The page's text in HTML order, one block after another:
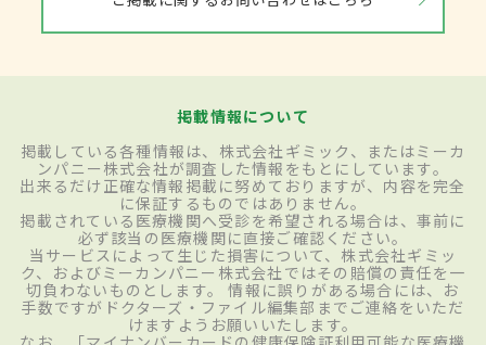
掲載情報について
掲載している各種情報は、株式会社ギミック、またはミーカ
ンパニー株式会社が調査した情報をもとにしています。
出来るだけ正確な情報掲載に努めておりますが、内容を完全
に保証するものではありません。
掲載されている医療機関へ受診を希望される場合は、事前に
必ず該当の医療機関に直接ご確認ください。
当サービスによって生じた損害について、株式会社ギミッ
ク、およびミーカンパニー株式会社ではその賠償の責任を一
切負わないものとします。 情報に誤りがある場合には、お
手数ですがドクターズ・ファイル編集部までご連絡をいただ
けますようお願いいたします。